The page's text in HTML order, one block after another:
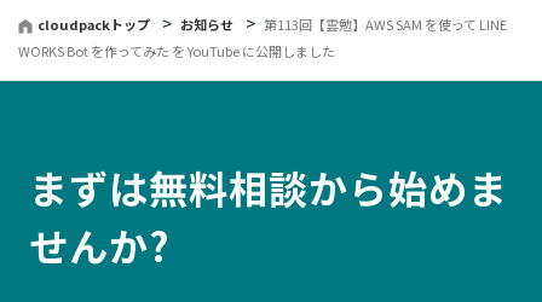
cloudpackトップ お知らせ
第113回【雲勉】AWS SAM を使って LINE
WORKS Bot を作ってみた を YouTube に公開しました
まずは無料相談から始めま
せんか?